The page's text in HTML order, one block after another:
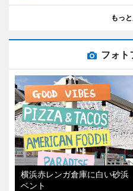
もっ
フォト
横浜赤レンガ倉庫に白い砂
ベント